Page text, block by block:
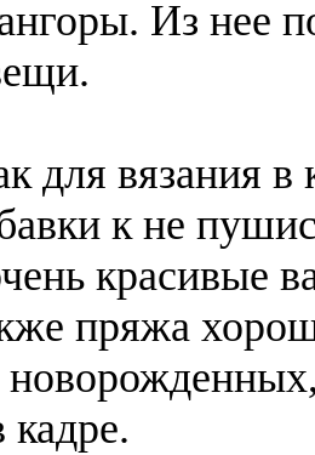
Из нее
для вязания в
к не
красивые
пряжа
кадре.